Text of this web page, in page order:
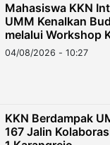
Mahasiswa KKN
UMM Kenalkan
melalui Workshop
di Taiwan
04/08/2026 - 10:27
KKN Berdampak
167 Jalin